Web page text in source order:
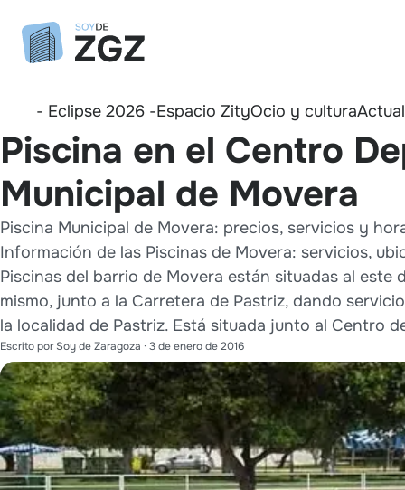
- Eclipse 2026 -Espacio ZityOcio y cultura
Piscina en el Centro
Municipal de Movera
Piscina Municipal de Movera: precios, servicios y
Información de las Piscinas de Movera: servicios,
Piscinas del barrio de Movera están situadas al este
mismo, junto a la Carretera de Pastriz, dando
la localidad de Pastriz. Está situada junto al Centro
Escrito porSoy de Zaragoza · 3 de enero de 2016